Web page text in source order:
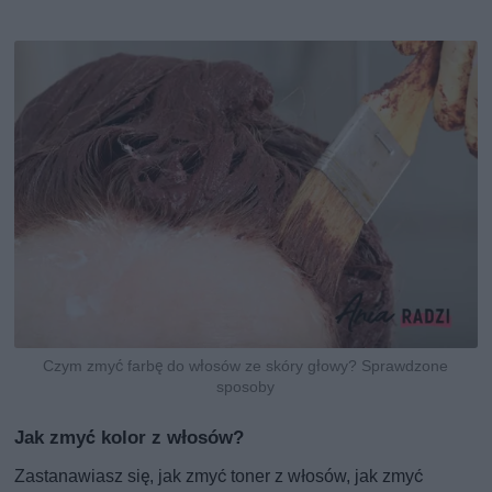
Czym zmyć farbę do włosów ze skóry głowy? Sprawdzone
sposoby
Jak zmyć kolor z włosów?
Zastanawiasz się, jak zmyć toner z włosów, jak zmyć